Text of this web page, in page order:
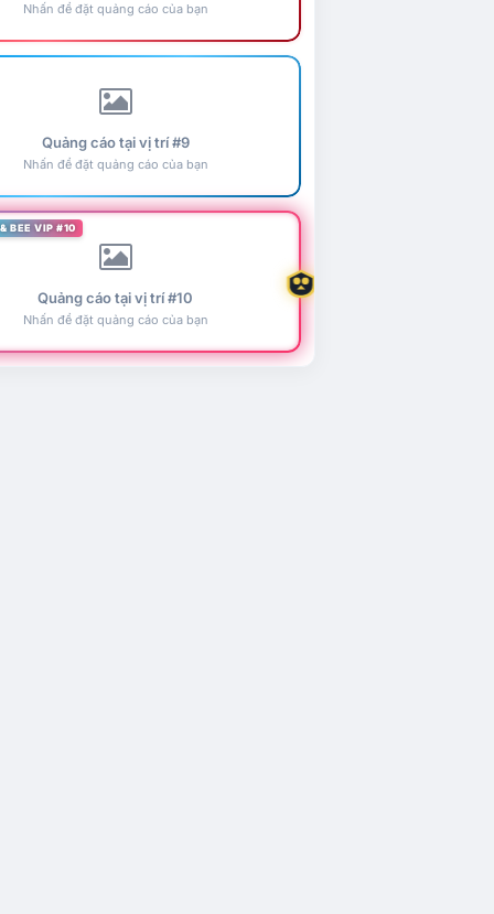
Nhấn để đặt quảng cáo của bạn
Quảng cáo tại vị trí #9
Nhấn để đặt quảng cáo của bạn
BEE VIP #10
Quảng cáo tại vị trí #10
Nhấn để đặt quảng cáo của bạn